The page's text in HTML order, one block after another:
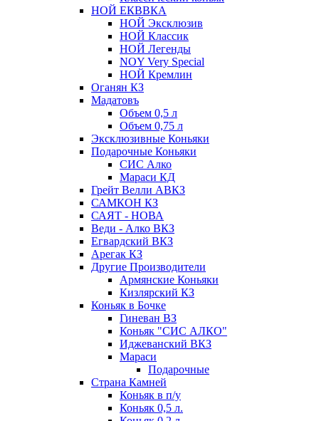
НОЙ ЕКВВКА
НОЙ Эксклюзив
НОЙ Классик
НОЙ Легенды
NOY Very Speсial
НОЙ Кремлин
Оганян КЗ
Мадатовъ
Объем 0,5 л
Объем 0,75 л
Эксклюзивные Коньяки
Подарочные Коньяки
СИС Алко
Мараси КД
Грейт Велли АВКЗ
САМКОН КЗ
САЯТ - НОВА
Веди - Алко ВКЗ
Егвардский ВКЗ
Арегак КЗ
Другие Производители
Армянские Коньяки
Кизлярский КЗ
Коньяк в Бочке
Гиневан ВЗ
Коньяк "СИС АЛКО"
Иджеванский ВКЗ
Мараси
Подарочные
Страна Камней
Коньяк в п/у
Коньяк 0,5 л.